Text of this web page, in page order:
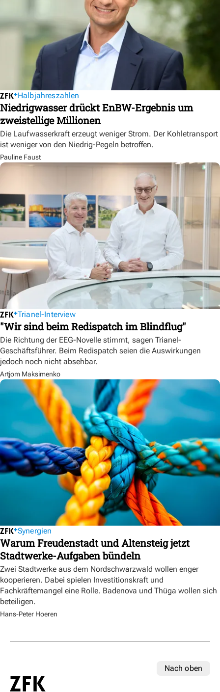
Halbjahreszahlen
Niedrigwasser drückt EnBW-Ergebnis um
zweistellige Millionen
Die Laufwasserkraft erzeugt weniger Strom. Der Kohletransport
ist weniger von den Niedrig-Pegeln betroffen.
Pauline Faust
Trianel-Interview
"Wir sind beim Redispatch im Blindflug"
Die Richtung der EEG-Novelle stimmt, sagen Trianel-
Geschäftsführer. Beim Redispatch seien die Auswirkungen
jedoch noch nicht absehbar.
Artjom Maksimenko
Synergien
Warum Freudenstadt und Altensteig jetzt
Stadtwerke-Aufgaben bündeln
Zwei Stadtwerke aus dem Nordschwarzwald wollen enger
kooperieren. Dabei spielen Investitionskraft und
Fachkräftemangel eine Rolle. Badenova und Thüga wollen sich
beteiligen.
Hans-Peter Hoeren
Nach oben